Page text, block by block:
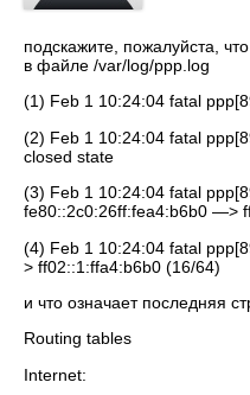
подскажите, пожалуйста,
в файле /var/log/ppp.log
(1) Feb 1 10:24:04 fatal
(2) Feb 1 10:24:04 fatal
closed state
(3) Feb 1 10:24:04 fatal
fe80::2c0:26ff:fea4:b6b0 —>
(4) Feb 1 10:24:04 fatal
> ff02::1:ffa4:b6b0 (16/64)
и что означает последняя
Routing tables
Internet: